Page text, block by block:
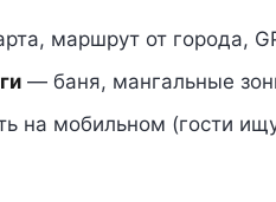
маршрут от города,
— баня, мангальные
на мобильном (гости